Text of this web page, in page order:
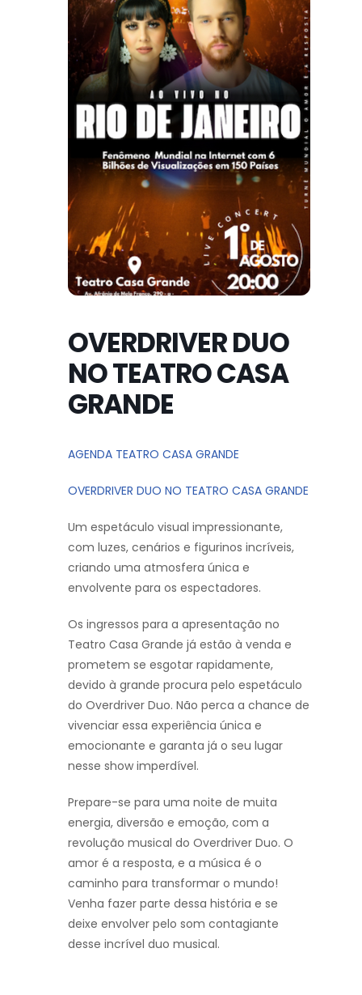
OVERDRIVER DUO
NO TEATRO CASA
GRANDE
AGENDA TEATRO CASA GRANDE
OVERDRIVER DUO NO TEATRO CASA GRANDE
Um espetáculo visual impressionante,
com luzes, cenários e figurinos incríveis,
criando uma atmosfera única e
envolvente para os espectadores.
Os ingressos para a apresentação no
Teatro Casa Grande já estão à venda e
prometem se esgotar rapidamente,
devido à grande procura pelo espetáculo
do Overdriver Duo. Não perca a chance de
vivenciar essa experiência única e
emocionante e garanta já o seu lugar
nesse show imperdível.
Prepare-se para uma noite de muita
energia, diversão e emoção, com a
revolução musical do Overdriver Duo. O
amor é a resposta, e a música é o
caminho para transformar o mundo!
Venha fazer parte dessa história e se
deixe envolver pelo som contagiante
desse incrível duo musical.